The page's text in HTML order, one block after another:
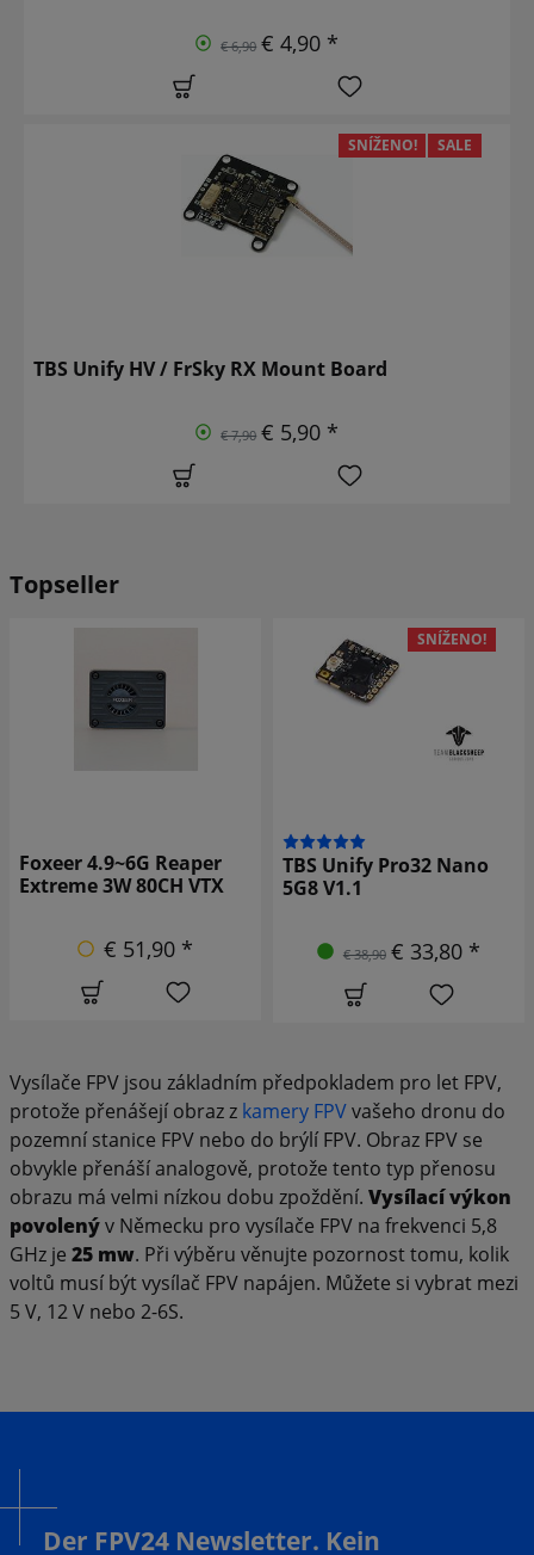
€ 6,90 € 4,90 *
SNÍŽENO! SALE
TBS Unify HV / FrSky RX Mount Board
€ 7,90 € 5,90 *
Topseller
Foxeer 4.9~6G Reaper
Extreme 3W 80CH VTX
€ 51,90 *
SNÍŽENO!
TBS Unify Pro32 Nano
5G8 V1.1
€ 38,90 € 33,80 *
Vysílače FPV jsou základním předpokladem pro let FPV,
protože přenášejí obraz z kamery FPVvašeho dronu do
pozemní stanice FPV nebo do brýlí FPV. Obraz FPV se
obvykle přenáší analogově, protože tento typ přenosu
obrazu má velmi nízkou dobu zpoždění. Vysílací výkon
povolenýv Německu pro vysílače FPV na frekvenci 5,8
GHz je 25 mw. Při výběru věnujte pozornost tomu, kolik
voltů musí být vysílač FPV napájen. Můžete si vybrat mezi
5 V, 12 V nebo 2-6S.
Der FPV24 Newsletter. Kein